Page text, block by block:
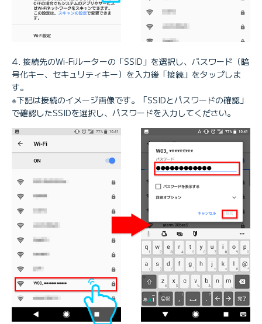
接続先のWi-Fiルーターの「SSID」を選択し、パスワード（暗
号化キー、セキュリティキー）を入力後「接続」をタップしま
す。
※下記は接続のイメージ画像です。「SSIDとパスワードの確認」
で確認したSSIDを選択し、パスワードを入力してください。